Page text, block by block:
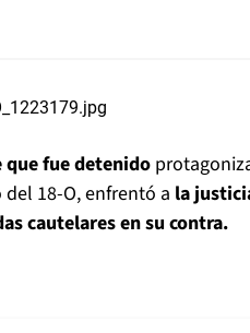
que fue detenido
18-O, enfrentó a la
cautelares en su contra.